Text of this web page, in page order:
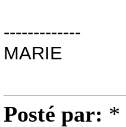
-------------
MARIE
Posté par: *